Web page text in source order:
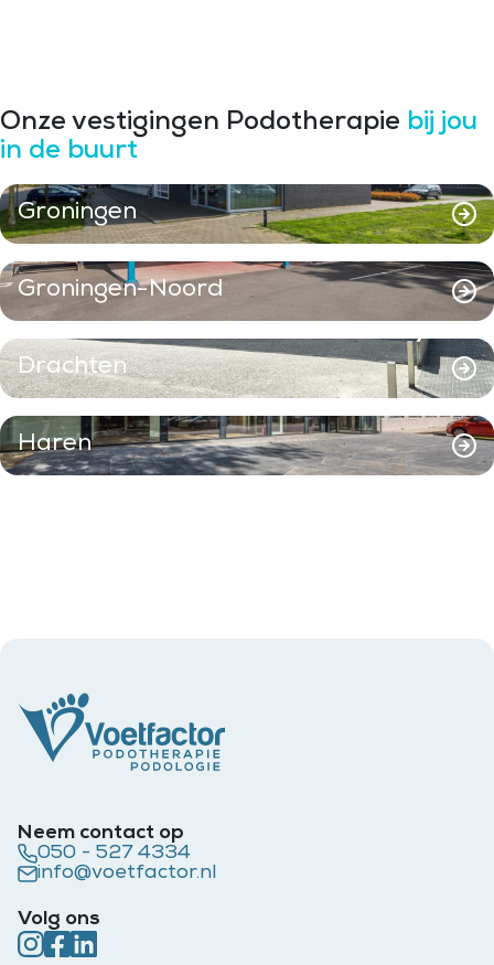
Onze vestigingen Podotherapie bij jou
in de buurt
Groningen
Groningen-Noord
Drachten
Haren
Neem contact op
050 - 527 4334
info@voetfactor.nl
Volg ons